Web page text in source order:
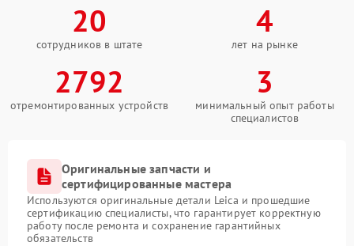
20
сотрудников в штате
4
лет на рынке
2792
отремонтированных устройств
3
минимальный опыт работы
специалистов
Оригинальные запчасти и
сертифицированные мастера
Используются оригинальные детали Leica и прошедшие
сертификацию специалисты, что гарантирует корректную
работу после ремонта и сохранение гарантийных
обязательств